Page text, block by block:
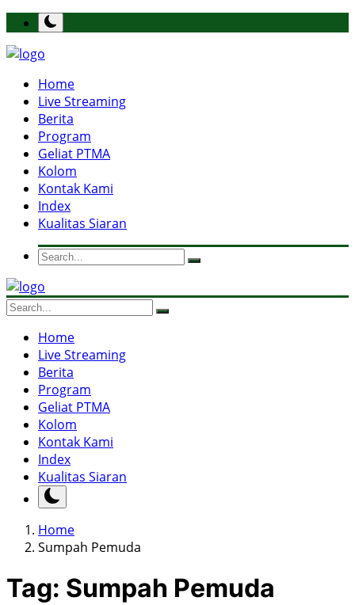
Home
Live Streaming
Berita
Program
Geliat PTMA
Kolom
Kontak Kami
Index
Kualitas Siaran
Home
Live Streaming
Berita
Program
Geliat PTMA
Kolom
Kontak Kami
Index
Kualitas Siaran
Home
Sumpah Pemuda
Tag: Sumpah Pemuda